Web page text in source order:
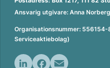
Ansvarig utgivare: Anna Norberg
Organisationsnummer: 556154-
Serviceaktiebolag)